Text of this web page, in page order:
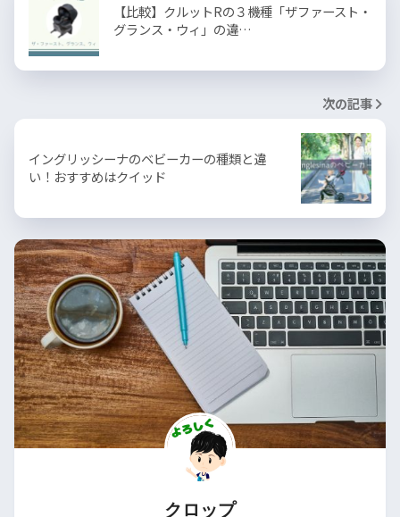
【比較】クルットRの３機種「ザファースト・
グランス・ウィ」の違…
次の記事
イングリッシーナのベビーカーの種類と違
い！おすすめはクイッド
クロップ